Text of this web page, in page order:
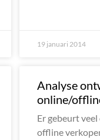
19 januari 2014
Analyse
online/
Er gebeurt
offline